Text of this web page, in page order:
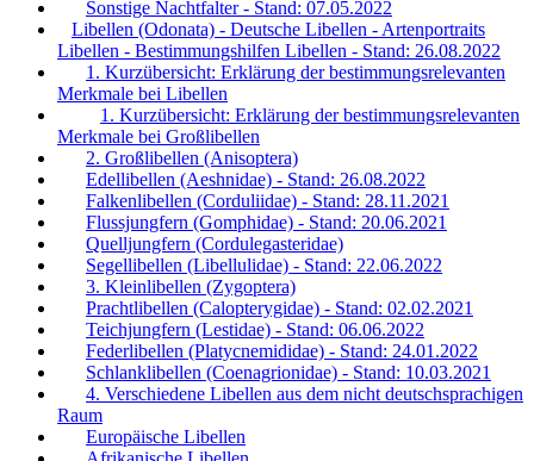
Sonstige Nachtfalter - Stand: 07.05.2022
Libellen (Odonata) - Deutsche Libellen - Artenportraits
Libellen - Bestimmungshilfen Libellen - Stand: 26.08.2022
1. Kurzübersicht: Erklärung der bestimmungsrelevanten
Merkmale bei Libellen
1. Kurzübersicht: Erklärung der bestimmungsrelevanten
Merkmale bei Großlibellen
2. Großlibellen (Anisoptera)
Edellibellen (Aeshnidae) - Stand: 26.08.2022
Falkenlibellen (Corduliidae) - Stand: 28.11.2021
Flussjungfern (Gomphidae) - Stand: 20.06.2021
Quelljungfern (Cordulegasteridae)
Segellibellen (Libellulidae) - Stand: 22.06.2022
3. Kleinlibellen (Zygoptera)
Prachtlibellen (Calopterygidae) - Stand: 02.02.2021
Teichjungfern (Lestidae) - Stand: 06.06.2022
Federlibellen (Platycnemididae) - Stand: 24.01.2022
Schlanklibellen (Coenagrionidae) - Stand: 10.03.2021
4. Verschiedene Libellen aus dem nicht deutschsprachigen
Raum
Europäische Libellen